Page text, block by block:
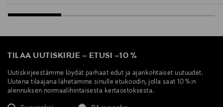
TILAA UUTISKIRJE – ETUSI –10 %
Uutiskirjeestämme löydät parhaat edut ja ajankohtaiset uutuudet.
Uutena tilaajana lähetämme sinulle etukoodin, jolla saat 10 %:n
alennuksen normaalihintaisesta kertaostoksesta.